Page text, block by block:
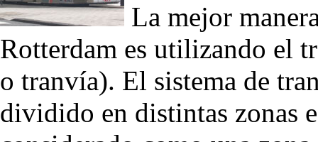
La mejor
Rotterdam es utilizando el
o tranvía). El sistema de
dividido en distintas zonas